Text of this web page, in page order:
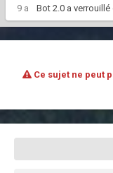
9 a Bot 2.0 a
Ce sujet ne peut